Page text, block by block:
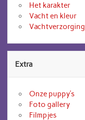
Het karakter
Vacht en kleur
Vachtverzorging
Extra
Onze puppy’s
Foto gallery
Filmpjes